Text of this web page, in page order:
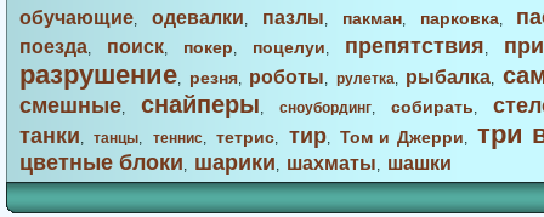
обучающие, одевалки, пазлы, пакман, парковка,
поезда, поиск, покер, поцелуи, препятствия,
разрушение, резня, роботы, рулетка, рыбалка,
смешные, снайперы, сноубординг, собирать,
танки,танцы, теннис,тетрис, тир,Том и Джерри, три
цветные блоки, шарики, шахматы, шашки